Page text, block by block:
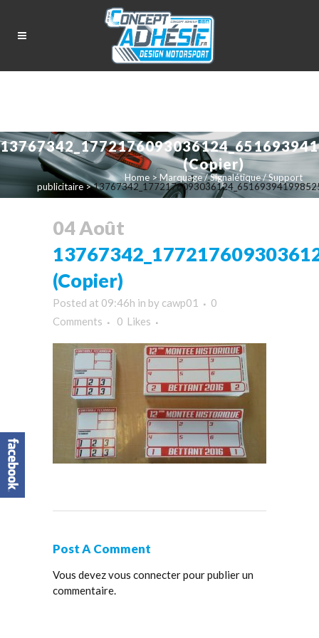
(Copier)
Home >Marquage / Signalétique / Support
publicitaire>
04 Août
(Copier)
Posted at 09:46h in by cawp01
0
Comments
0 Likes
Post A Comment
Vous devezvous connecterpour publier un
commentaire.